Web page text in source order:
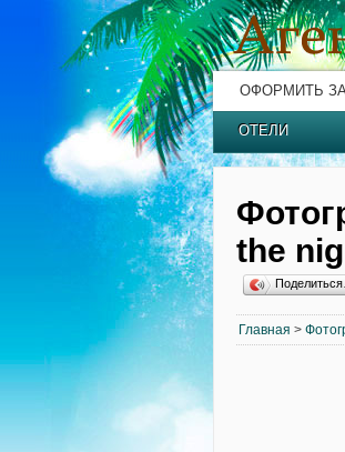
ОФОРМИТЬ
ОТЕЛИ
the
Главная >